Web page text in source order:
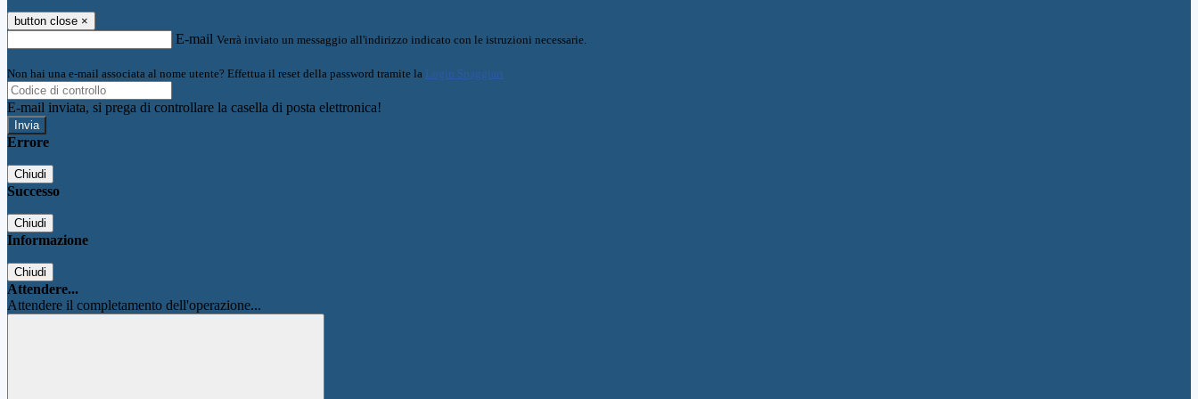
button close ×
E-mail Verrà inviato un messaggio all'indirizzo indicato con le istruzioni necessarie.
Non hai una e-mail associata al nome utente? Effettua il reset della password tramite la Login Spaggiari
E-mail inviata, si prega di controllare la casella di posta elettronica!
Errore
Chiudi
Successo
Chiudi
Informazione
Chiudi
Attendere...
Attendere il completamento dell'operazione...